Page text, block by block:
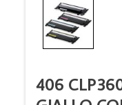
406